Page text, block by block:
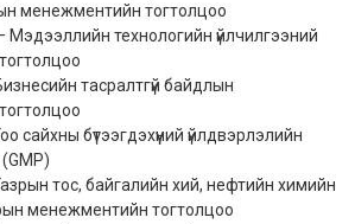
менежментийн тогтолцоо
Мэдээллийн технологийн үйлчилгээний
тасралтгүй байдлын
сайхны бүтээгдэхүүний үйлдвэрлэлийн
тос, байгалийн хий, нефтийн химийн
менежментийн тогтолцоо